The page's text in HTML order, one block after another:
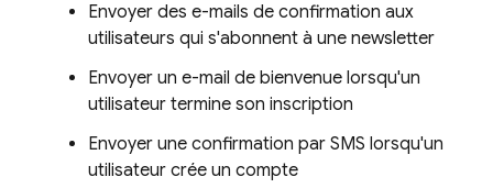
Envoyer des e-mails de confirmation aux
utilisateurs qui s'abonnent à une newsletter
Envoyer un e-mail de bienvenue lorsqu'un
utilisateur termine son inscription
Envoyer une confirmation par SMS lorsqu'un
utilisateur crée un compte